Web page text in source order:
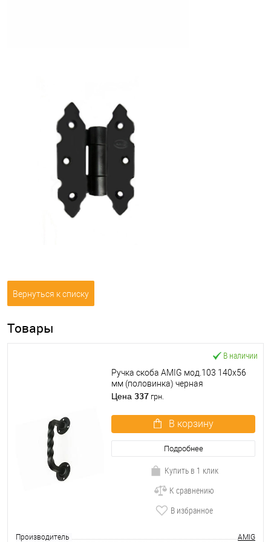
Вернуться к списку
Товары
В наличии
Ручка скоба AMIG мод.103 140x56
мм (половинка) черная
Цена 337 грн.
В корзину
Подробнее
Купить в 1 клик
К сравнению
В избранное
Производитель
AMIG